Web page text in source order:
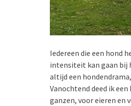
Iedereen die een hond
intensiteit kan gaan bij
altijd een
Vanochtend deed ik een
ganzen, voor eieren en